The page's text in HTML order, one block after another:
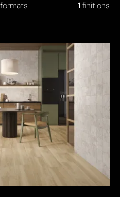
formats 1 finitions